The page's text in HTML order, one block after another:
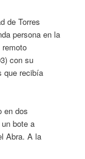
de Torres
persona en la
con su
que recibía
en dos
bote a
Abra. A la